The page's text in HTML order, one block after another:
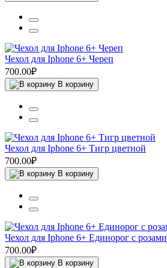
Чехол для Iphone 6+ Череп
700.00₽
В корзину
Чехол для Iphone 6+ Тигр цветной
700.00₽
В корзину
Чехол для Iphone 6+ Единорог с розами
700.00₽
В корзину